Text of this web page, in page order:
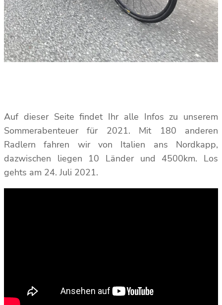
Auf dieser Seite findet Ihr alle Infos zu unserem
Sommerabenteuer für 2021. Mit 180 anderen
Radlern fahren wir von Italien ans Nordkapp,
dazwischen liegen 10 Länder und 4500km. Los
gehts am 24. Juli 2021.